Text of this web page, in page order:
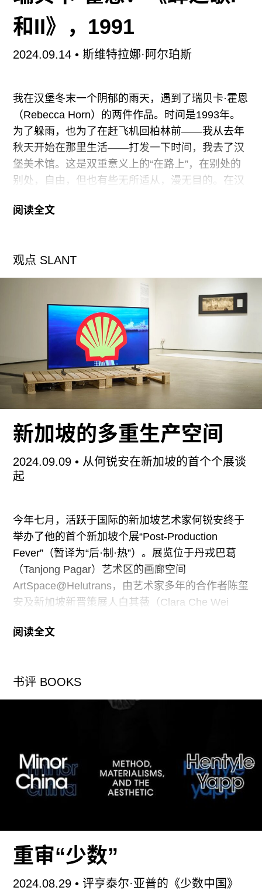
深情凝望。从身体试炼到精神涤洗，玩家每一次渡
劫，游戏的外部系统都自动会跳出某个“九九八十一
难”的对应成就。仿佛时刻提醒着玩家，2500万根
猴毛们前仆后继面对的浩劫，是对玄奘当年西天取
精神续作，也是网络游戏《斗战神》的衣钵传承，
更是当代游戏文化对传统经典《西游记》的重新塑
造。
三界六道，不死不休
和II》，1991
2024.09.14• 斯维特拉娜·阿尔珀斯
我在汉堡冬末一个阴郁的雨天，遇到了瑞贝卡·霍恩
（Rebecca Horn）的两件作品。时间是1993年。
为了躲雨，也为了在赶飞机回柏林前——我从去年
秋天开始在那里生活——打发一下时间，我去了汉
堡美术馆。这是双重意义上的“在路上”，在别处的
别处，自由，但也有些无所适从，漫无目的。在汉
Houckgeest）（他的名字并不算“家喻户晓”，却是
汉堡美术馆不是很大。它并不集中展示某个特定国
家，或者某个特殊历史时期的艺术作品，也不主打
能够吸引大批观众的那类名作。汉堡美术馆朴素明
亮的气氛如同一个工作空间：这里有各式各样的永
久收藏；雄心勃勃的特设展不断更换；艺术生们会
来这里学习，甚至是举办展览。我没能找到霍奇斯
特的那幅画（这在博物馆里是常事），却见到了其
他不凡之作：一个由正面照亮的花床向上延伸填满
了深色垂直的画布——这张另类的静物画竟是出自
年轻的雷诺阿之手；一幅“塞尚”式的男子肖像画，
其实为毕加索的作品；菲利普·奥托·朗格（Philipp
Otto Runge）令人着迷的肖像描绘了花园白色篱笆
前三个神情诡异的小孩；最精彩的是梅斯特·弗兰克
图风格挪移到一个意想不到的尺度，产生了惊人的
效果。我发现自己沉浸在一种快乐的、敞开心扉的
状态中：快乐，是因为我享受着观看的过程。
阅读全文
观点 SLANT
新加坡的多重生产空间
2024.09.09• 从何锐安在新加坡的首个个展谈
起
今年七月，活跃于国际的新加坡艺术家何锐安终于
举办了他的首个新加坡个展“Post-Production
Fever”（暂译为“后·制·热”）。展览位于丹戎巴葛
（Tanjong Pagar）艺术区的画廊空间
ArtSpace@Helutrans，由艺术家多年的合作者陈玺
安及新加坡新晋策展人白其薇（Clara Che Wei
术理事会（National Arts Council）以及三星集团提
这个颇具规模和野心的展览分为三个部分，分别对
期制作。第一部分由影像作品《一扇中国工厂大门
的二十四种电影视角》（24 Cinematic Points of
View of a Factory Gate in China
, 2023）开启，配
关于20世纪纺织工厂研究的档案。第二部分为艺术
家对新加坡的石油工业以及“花园城市”的研究所延
伸出的装置作品，其中最引人注目的是名为《远景
花园中的石油城》（A Petropolis in a Garden with
阅读全文
书评 BOOKS
重审“少数”
2024.08.29• 评亨泰尔·亚普的《少数中国》